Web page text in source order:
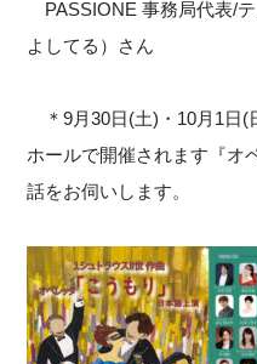
PASSIONE 事務局代表/
よしてる）さん
＊9月30日(土)・10月1日(
ホールで開催されます『オ
話をお伺いします。